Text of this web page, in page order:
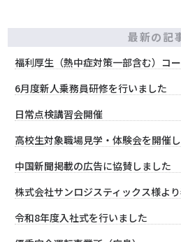
最新の記
福利厚生（熱中症対策一部含む）コ
6月度新人乗務員研修を行いました
日常点検講習会開催
高校生対象職場見学・体験会を開催
中国新聞掲載の広告に協賛しました
株式会社サンロジスティックス様よ
令和8年度入社式を行いました